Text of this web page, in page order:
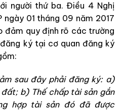
người thứ ba.Điều 4 Nghị
ngày 01 tháng 09 năm 2017
đảm quy định rõ các trường
đăng ký tại cơ quan đăng ký
:
sau đây phải đăng ký: a)
đất; b) Thế chấp tài sản gắn
hợp tài sản đó đã được